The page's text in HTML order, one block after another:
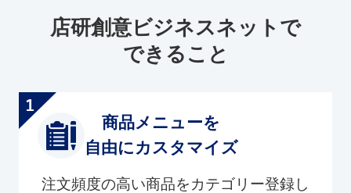
店研創意ビジネスネットで
できること
商品メニューを
自由にカスタマイズ
注文頻度の高い商品をカテゴリー登録し